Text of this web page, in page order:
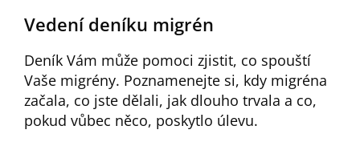
Vedení deníku migrén
Deník Vám může pomoci zjistit, co spouští
Vaše migrény. Poznamenejte si, kdy migréna
začala, co jste dělali, jak dlouho trvala a co,
pokud vůbec něco, poskytlo úlevu.